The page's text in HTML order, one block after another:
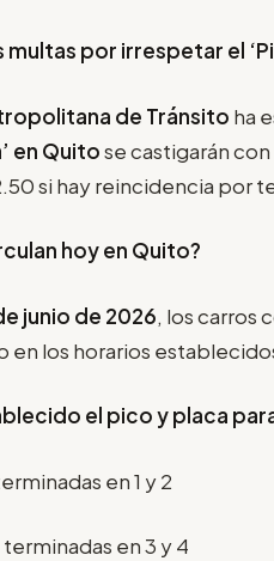
multas por irrespetar el
de Tránsito ha
en Quitose castigarán con
si hay reincidencia por
hoy en Quito?
junio de 2026, los carros
en los horarios
el pico y placa
en 1 y 2
en 3 y 4